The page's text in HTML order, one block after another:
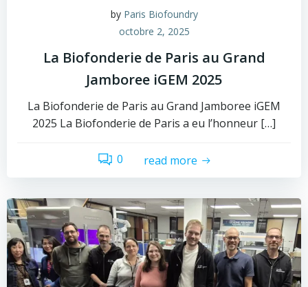
by Paris Biofoundry
octobre 2, 2025
La Biofonderie de Paris au Grand
Jamboree iGEM 2025
La Biofonderie de Paris au Grand Jamboree iGEM
2025 La Biofonderie de Paris a eu l’honneur […]
0 read more